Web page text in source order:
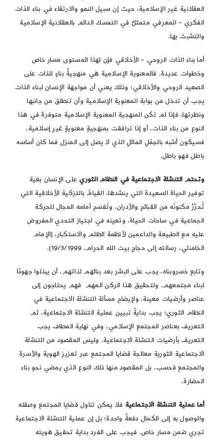
العقلانية غير الإسلامية، حيث إن سبيل النمو والارتقاء في بناء الذات
الفكري – المعرفي متمثلٌ في التمسك الدائم بالعقلانية الإسلامية
والتشبث بها.
أما بناء الذات الروحي – الأخلاقي فإن لهذا المستوى مسار خاص
وخطوات عديدة. فالمعنوية الإسلامية هي منهجيةُ بناءٍ للذات على
الصعيد الروحي والأخلاقي؛ وذلك يعني أن مواجهة الإنسان لبناء الذات
يجب أن تدخل من بوابة المعنوية الإسلامية وأن تنطلق من جانبها
ونظرتها، فإذا لم تكن المنهجية المعنوية الإسلامية متوفرة في هذا
النوع من بناء الذات، أو إذا ترافقت بمنهجيةٍ معنويةٍ غيرِ إسلامية،
فسيكون أشبه بالحِمْلِ المائلِ الذي لا يصل إلى المنزل فما كان أساسه
باطل فهو باطل.
وتحتم التنشئة الاجتماعية في النظام الثوريعلى الإنسان بغية
توفير الحياة السعيدة التي ينشدها، القيامُ بالتزكية الأخلاقية التي
تُحرِّرُ مكنونَه من القبائح والأدران، وتَفسح أمامه المجال للحركة
الجماعية في ساحات الحياة، وتعينه في اجتياز التحدي المفروض
عليه مع الطبيعة والداعمين لأنظمة الظلم والاستكبار، (الإمام
الخامنئي، رسالته إلى حجاج بيت الله الحرام، 19/3/1999).
وتابع خسروبناه، يجب على البشر بعد بنائهم لذاتهم، أن يبذلوا جهودًا
لبناء مجتمعهم. ولتحقيق هذا الركن المهم فهم يحتاجون إلى
عناصر وأرضيات معينة. ولإيضاح مسألة التنشئة الاجتماعية في
النظام الثوري؛ يجب بدايةً تبيين عملية التنشئة الاجتماعية، ثم
التعريف بعناصر المجتمع الإسلامي، وفي نهاية المطاف يجب
التعريف بأرضيات التنشئة الاجتماعية. وليس المقصود من التنشئة
الاجتماعية الثورية معالجة قضايا المجتمع عبر تعزيز الهوية والأسرة
والمجتمع فحسب، بل المقصود منها ذلك النوع الذي يمضي نحو بناء
الحضارة.
أما عملية التنشئة الاجتماعية فلا يمكن تناول قضايا المجتمع وصقله
والوصول به إلى الكمال دفعةً واحدة؛ بل إن عملية التنشئة الاجتماعية
تجري ضمن مسار خاص. فيجب على الفرد بداية تحقيق هويته